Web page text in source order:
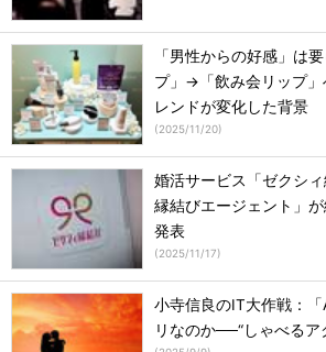
「男性からの好感」は
プ」→「飲み会リップ
レンドが変化した背景
(2025/11/20)
婚活サービス「ゼクシ
縁結びエージェント」
発表
(2025/11/17)
小寺信良のIT大作戦：
リなのか──“しゃべる